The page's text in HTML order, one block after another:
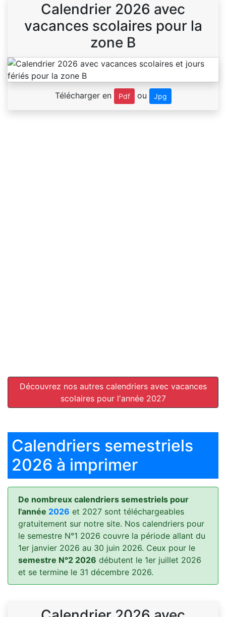
Calendrier 2026 avec
vacances scolaires pour la
zone B
Télécharger en Pdf ou Jpg
Découvrez nos autres calendriers avec vacances
scolaires pour l'année 2027
Calendriers semestriels
2026 à imprimer
De nombreux calendriers semestriels pour
l'année 2026 et 2027 sont téléchargeables
gratuitement sur notre site. Nos calendriers pour
le semestre N°1 2026 couvre la période allant du
1er janvier 2026 au 30 juin 2026. Ceux pour le
semestre N°2 2026 débutent le 1er juillet 2026
et se termine le 31 décembre 2026.